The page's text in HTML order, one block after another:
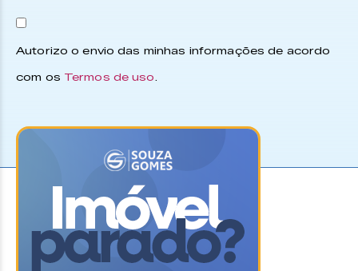
Autorizo o envio das minhas informações de acordo
com os Termos de uso.